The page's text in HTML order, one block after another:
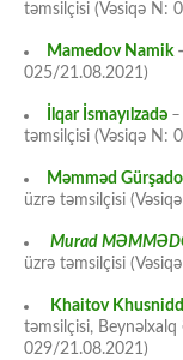
təmsilçisi (Vəsiqə N:
Mamedov Namik
025/21.08.2021)
İlqar İsmayılzadə –
təmsilçisi (Vəsiqə N:
Məmməd
üzrə təmsilçisi
Murad
üzrə təmsilçisi
Khaitov
təmsilçisi,
029/21.08.2021)